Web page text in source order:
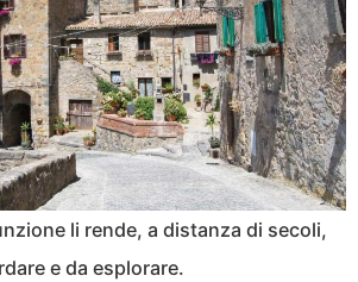
li rende, a distanza di secoli,
e da esplorare.